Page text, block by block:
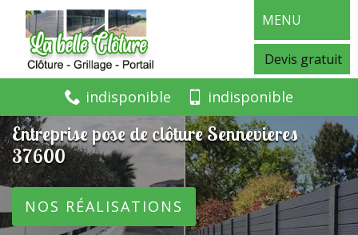
MENU
Devis gratuit
indisponible indisponible
Entreprise pose de clôture Sennevieres
37600
NOS RÉALISATIONS